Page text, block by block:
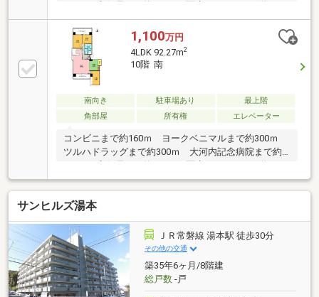
ｍ 小学校まで約450ｍ 中学校まで約2.5ｋｍ
1,100万円
4LDK 92.27m2
10階 南
南向き 駐車場あり
最上階
角部屋
所有権 エレベーター
コンビニまで約160ｍ ヨークベニマルまで約300ｍ
ツルハドラッグまで約300ｍ 大河内記念病院まで約
ｍ 小学校まで約450ｍ 中学校まで約2.5ｋｍ
サンヒルズ湯本
ＪＲ常磐線 湯本駅 徒歩30分
その他の交通
築35年6ヶ月/8階建
総戸数-戸